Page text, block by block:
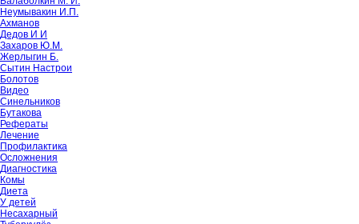
Неумывакин И.П.
Ахманов
Дедов И И
Захаров Ю.М.
Жерлыгин Б.
Сытин Настрои
Болотов
Видео
Синельников
Бутакова
Рефераты
Лечение
Профилактика
Осложнения
Диагностика
Комы
Диета
У детей
Несахарный